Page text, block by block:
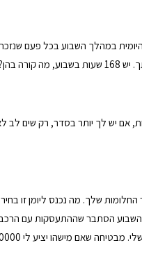
במהלך השבוע בכל פעם
למטה)
את הפעילויות השונות שלך וצבע כל אחת בצבע
הסתבר שההתעסקות עם הרכב
זה יעלה את המשימה בסדר העדיפויות שלי 🙂